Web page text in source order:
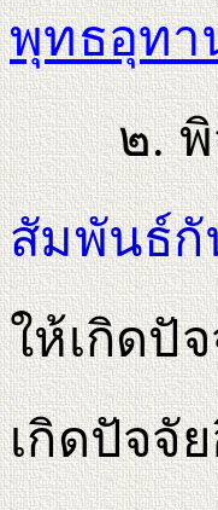
พุทธอุทา
๒. พิจา
สัมพันธ์กั
ให้เกิดปั
เกิดปัจจั